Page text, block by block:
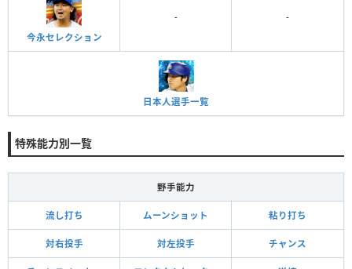
今永セレクション
- -
日本人選手一覧
特殊能力別一覧
野手能力
流し打ち ムーンショット 粘り打ち
対右投手 対左投手 チャンス